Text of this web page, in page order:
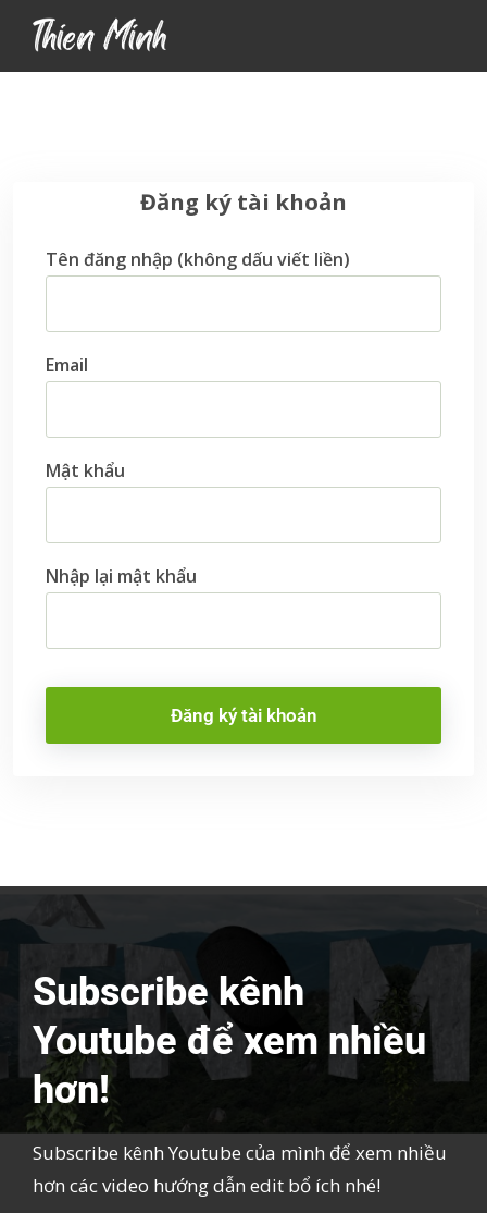
Đăng ký tài khoản
Tên đăng nhập (không dấu viết liền)
Email
Mật khẩu
Nhập lại mật khẩu
Subscribe kênh
Youtube để xem nhiều
hơn!
Subscribe kênh Youtube của mình để xem nhiều
hơn các video hướng dẫn edit bổ ích nhé!